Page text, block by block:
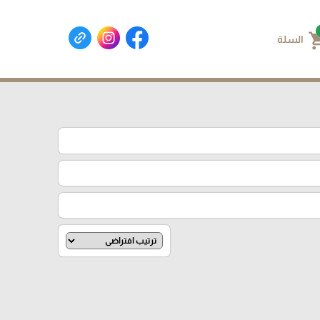
السلة